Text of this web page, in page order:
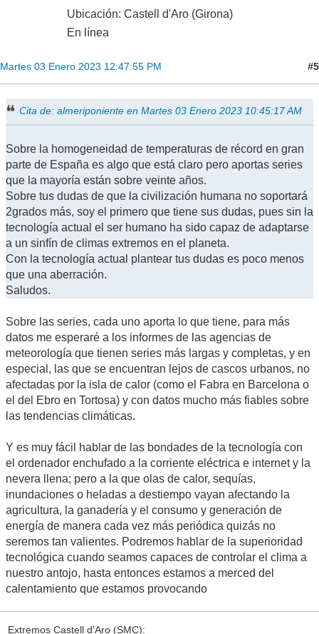
Ubicación: Castell d'Aro (Girona)
En línea
Martes 03 Enero 2023 12:47:55 PM #5
Cita de: almeriponiente en Martes 03 Enero 2023 10:45:17 AM
Sobre la homogeneidad de temperaturas de récord en gran
parte de España es algo que está claro pero aportas series
que la mayoría están sobre veinte años.
Sobre tus dudas de que la civilización humana no soportará
2grados más, soy el primero que tiene sus dudas, pues sin la
tecnología actual el ser humano ha sido capaz de adaptarse
a un sinfín de climas extremos en el planeta.
Con la tecnología actual plantear tus dudas es poco menos
que una aberración.
Saludos.
Sobre las series, cada uno aporta lo que tiene, para más
datos me esperaré a los informes de las agencias de
meteorología que tienen series más largas y completas, y en
especial, las que se encuentran lejos de cascos urbanos, no
afectadas por la isla de calor (como el Fabra en Barcelona o
el del Ebro en Tortosa) y con datos mucho más fiables sobre
las tendencias climáticas.
Y es muy fácil hablar de las bondades de la tecnología con
el ordenador enchufado a la corriente eléctrica e internet y la
nevera llena; pero a la que olas de calor, sequías,
inundaciones o heladas a destiempo vayan afectando la
agricultura, la ganadería y el consumo y generación de
energía de manera cada vez más periódica quizás no
seremos tan valientes. Podremos hablar de la superioridad
tecnológica cuando seamos capaces de controlar el clima a
nuestro antojo, hasta entonces estamos a merced del
calentamiento que estamos provocando
Extremos Castell d'Aro (SMC):